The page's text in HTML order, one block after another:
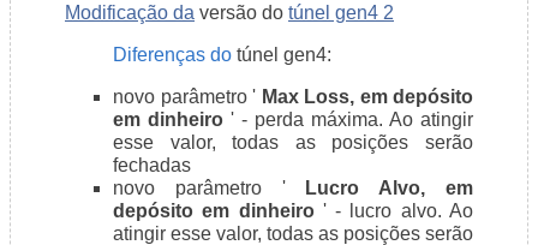
Modificação da versão do túnel gen4 2
Diferenças do túnel gen4:
novo parâmetro ' Max Loss, em depósito
em dinheiro ' - perda máxima. Ao atingir
esse valor, todas as posições serão
fechadas
novo parâmetro '
Lucro Alvo, em
depósito em dinheiro' - lucro alvo. Ao
atingir esse valor, todas as posições serão